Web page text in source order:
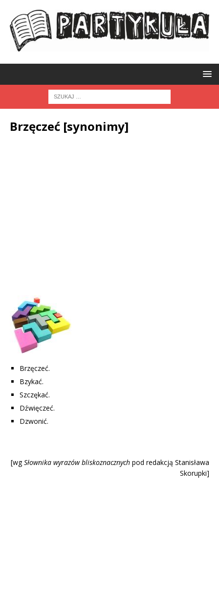
Brzęczeć [synonimy]
Brzęczeć.
Bzykać.
Szczękać.
Dźwięczeć.
Dzwonić.
[wgSłownika wyrazów bliskoznacznych pod redakcją Stanisława
Skorupki]